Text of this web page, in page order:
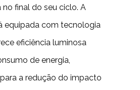
no final do seu ciclo. A
equipada com tecnologia
eficiência luminosa
de energia,
a redução do impacto